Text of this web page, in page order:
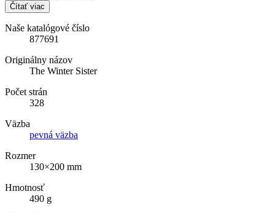
Čítať viac
Naše katalógové číslo
877691
Originálny názov
The Winter Sister
Počet strán
328
Väzba
pevná väzba
Rozmer
130×200 mm
Hmotnosť
490 g